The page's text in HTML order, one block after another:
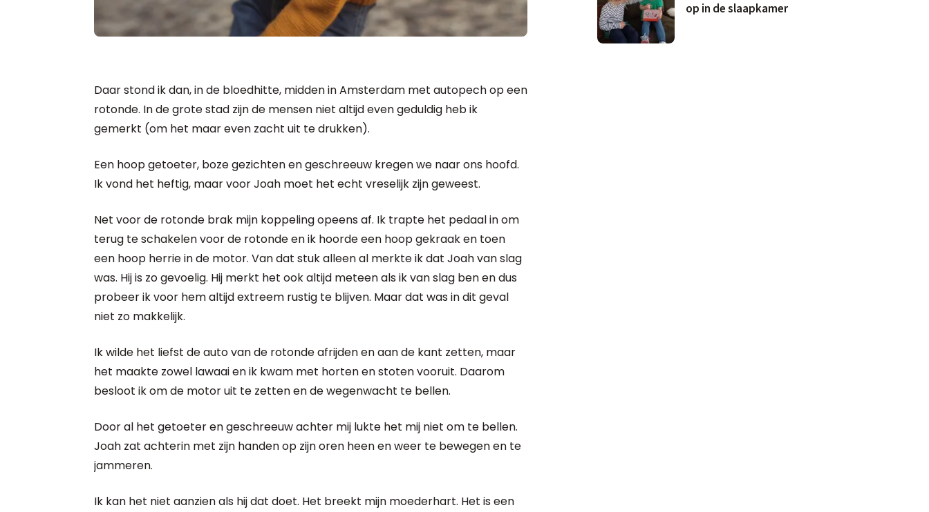
Daar stond ik dan, in de bloedhitte, midden in Amsterdam met autopech op een
rotonde. In de grote stad zijn de mensen niet altijd even geduldig heb ik
gemerkt (om het maar even zacht uit te drukken).
Een hoop getoeter, boze gezichten en geschreeuw kregen we naar ons hoofd.
Ik vond het heftig, maar voor Joah moet het echt vreselijk zijn geweest.
Net voor de rotonde brak mijn koppeling opeens af. Ik trapte het pedaal in om
terug te schakelen voor de rotonde en ik hoorde een hoop gekraak en toen
een hoop herrie in de motor. Van dat stuk alleen al merkte ik dat Joah van slag
was. Hij is zo gevoelig. Hij merkt het ook altijd meteen als ik van slag ben en dus
probeer ik voor hem altijd extreem rustig te blijven. Maar dat was in dit geval
niet zo makkelijk.
Ik wilde het liefst de auto van de rotonde afrijden en aan de kant zetten, maar
het maakte zowel lawaai en ik kwam met horten en stoten vooruit. Daarom
besloot ik om de motor uit te zetten en de wegenwacht te bellen.
Door al het getoeter en geschreeuw achter mij lukte het mij niet om te bellen.
Joah zat achterin met zijn handen op zijn oren heen en weer te bewegen en te
jammeren.
Ik kan het niet aanzien als hij dat doet. Het breekt mijn moederhart. Het is een
op in de slaapkamer